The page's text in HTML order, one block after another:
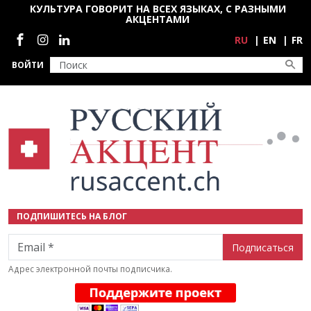
Перейти к основному содержанию
ВОЙТИ
КУЛЬТУРА ГОВОРИТ НА ВСЕХ ЯЗЫКАХ, С РАЗНЫМИ
АКЦЕНТАМИ
Социальные сети
RU EN FR
ПОДПИШИТЕСЬ НА БЛОГ
Email
Адрес электронной почты подписчика.